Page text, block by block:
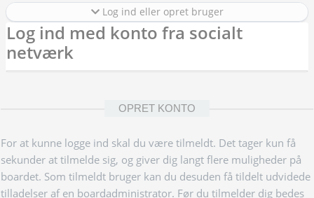
Log ind eller opret bruger
Log ind med konto fra socialt
netværk
OPRET KONTO
For at kunne logge ind skal du være tilmeldt. Det tager kun få
sekunder at tilmelde sig, og giver dig langt flere muligheder på
boardet. Som tilmeldt bruger kan du desuden få tildelt udvidede
tilladelser af en boardadministrator. Før du tilmelder dig bedes